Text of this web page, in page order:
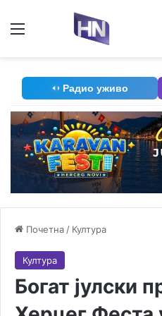
Радио уживо
Почетна / Култура
Култура
Богат јулски